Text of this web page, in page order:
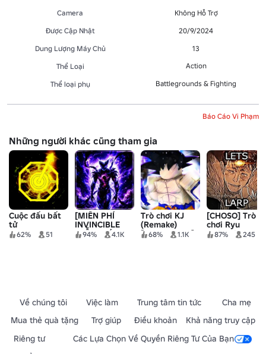
Camera
Không Hỗ Trợ
Được Cập Nhật
20/9/2024
Dung Lượng Máy Chủ
13
Thể Loại
Action
Thể loại phụ Battlegrounds & Fighting
Báo Cáo Vi Phạm
Những người khác cũng tham gia
Cuộc đấu bất
tử
62% 51
[MIỄN PHÍ
INVINCIBLE
MIỄN PHÍ
94% 4.1K
Trò chơi KJ
(Remake)
[FREE SHINJI]
68% 1.1K
[CHOSO] Trò
chơi Ryu
Ishigori
87% 245
Về chúng tôi Việc làm Trung tâm tin tức
Cha mẹ
Mua thẻ quà tặng
Trợ giúp Điều khoản
Khả năng truy cập
Riêng tư
Các Lựa Chọn Về Quyền Riêng Tư Của Bạn